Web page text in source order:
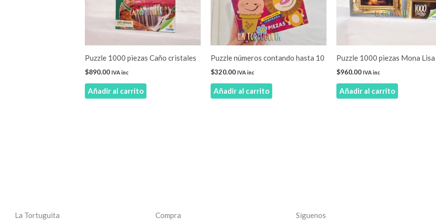
Puzzle 1000 piezas Caño cristales
$890.00 IVA inc
Añadir al carrito
Puzzle números contando hasta 10
$320.00 IVA inc
Añadir al carrito
Puzzle 1000 piezas Mona Lisa
$960.00 IVA inc
Añadir al carrito
La Tortuguita Compra Síguenos